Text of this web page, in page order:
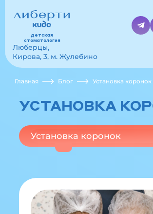
детская
стоматология
Люберцы,
Кирова, 3, м. Жулебино
Главная Блог Установка коронок
УСТАНОВКА
Установка коронок